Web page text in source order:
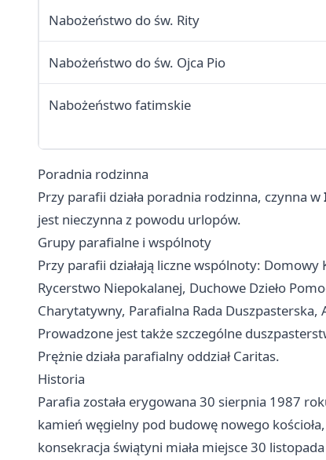
Nabożeństwo do św. Rity
Nabożeństwo do św. Ojca Pio
Nabożeństwo fatimskie
Poradnia rodzinna
Przy parafii działa poradnia rodzinna, czynna w
jest nieczynna z powodu urlopów.
Grupy parafialne i wspólnoty
Przy parafii działają liczne wspólnoty: Domowy
Rycerstwo Niepokalanej, Duchowe Dzieło
Charytatywny, Parafialna Rada Duszpasterska,
Prowadzone jest także szczególne
Prężnie działa parafialny oddział Caritas.
Historia
Parafia została erygowana 30 sierpnia 1987
kamień węgielny pod budowę nowego
konsekracja świątyni miała miejsce 30